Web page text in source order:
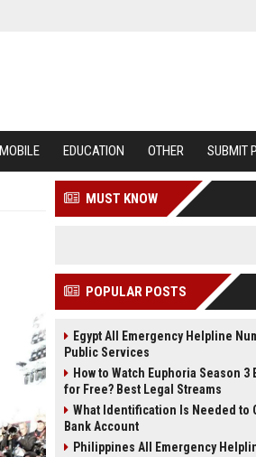
EDUCATION OTHER SUBMIT
MUST KNOW
POPULAR POSTS
Egypt All Emergency Helpline
Public Services
How to Watch Euphoria Season 3
for Free? Best Legal Streams
What Identification Is Needed to
Bank Account
Philippines All Emergency